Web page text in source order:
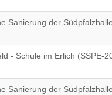
Sanierung der
- Schule im Erlich (SSPE-
Sanierung der